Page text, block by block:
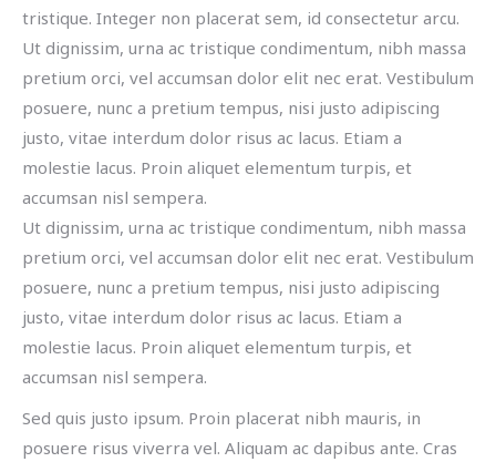
tristique. Integer non placerat sem, id consectetur arcu.
Ut dignissim, urna ac tristique condimentum, nibh massa
pretium orci, vel accumsan dolor elit nec erat. Vestibulum
posuere, nunc a pretium tempus, nisi justo adipiscing
justo, vitae interdum dolor risus ac lacus. Etiam a
molestie lacus. Proin aliquet elementum turpis, et
accumsan nisl sempera.
Ut dignissim, urna ac tristique condimentum, nibh massa
pretium orci, vel accumsan dolor elit nec erat. Vestibulum
posuere, nunc a pretium tempus, nisi justo adipiscing
justo, vitae interdum dolor risus ac lacus. Etiam a
molestie lacus. Proin aliquet elementum turpis, et
accumsan nisl sempera.
Sed quis justo ipsum. Proin placerat nibh mauris, in
posuere risus viverra vel. Aliquam ac dapibus ante. Cras